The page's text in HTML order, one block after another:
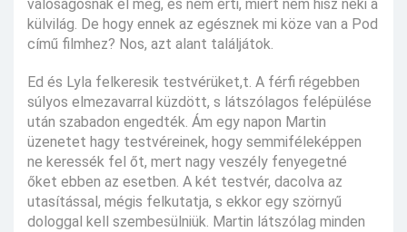
valóságosnak él meg, és nem érti, miért nem hisz neki a
külvilág. De hogy ennek az egésznek mi köze van a Pod
című filmhez? Nos, azt alant találjátok.
Ed és Lyla felkeresik testvérüket,t. A férfi régebben
súlyos elmezavarral küzdött, s látszólagos felépülése
után szabadon engedték. Ám egy napon Martin
üzenetet hagy testvéreinek, hogy semmiféleképpen
ne keressék fel őt, mert nagy veszély fenyegetné
őket ebben az esetben. A két testvér, dacolva az
utasítással, mégis felkutatja, s ekkor egy szörnyű
dologgal kell szembesülniük. Martin látszólag minden